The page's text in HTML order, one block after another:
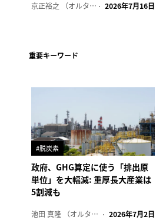
京正裕之 （オルタナ副編集長） 2026年7月16日
重要キーワード
#脱炭素
政府、GHG算定に使う「排出原
単位」を大幅減: 重厚長大産業は
5割減も
池田 真隆 （オルタナ輪番編集長） 2026年7月2日